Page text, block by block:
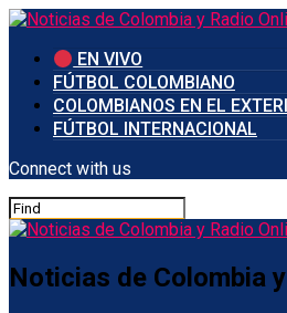
EN VIVO
FÚTBOL COLOMBIANO
COLOMBIANOS EN EL
FÚTBOL INTERNACIONAL
Connect with us
Noticias de Colombia